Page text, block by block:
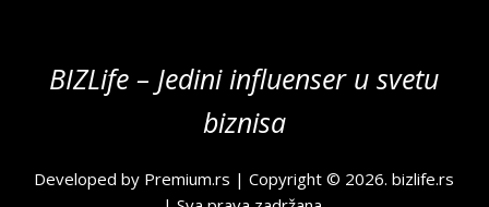
BIZLife – Jedini influenser u svetu
biznisa
Developed by Premium.rs | Copyright © 2026.bizlife.rs